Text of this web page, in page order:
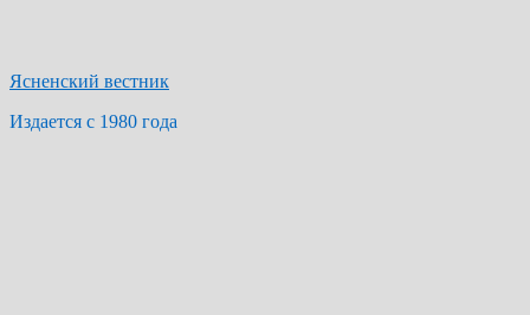
Ясненский вестник
Издается с 1980 года